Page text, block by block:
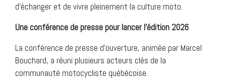
d’échanger et de vivre pleinement la culture moto.
Une conférence de presse pour lancer l’édition 2026
La conférence de presse d’ouverture, animée par Marcel
Bouchard, a réuni plusieurs acteurs clés de la
communauté motocycliste québécoise.